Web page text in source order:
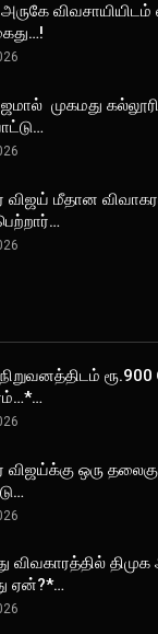
அருகே
ஜமால் முகமது
விஜய் மீதான
நிறுவனத்திடம்
விஜய்க்கு ஒரு
விவகாரத்தில் திமுக
ஏன்?*…